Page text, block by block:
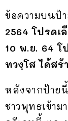
ข้อความบนป้า
2564 โปรดเ
10 พ.ย. 64 โ
ทวงฺโส ได้สร้
หลังจากป้าย
ชาวพุทธเข้า